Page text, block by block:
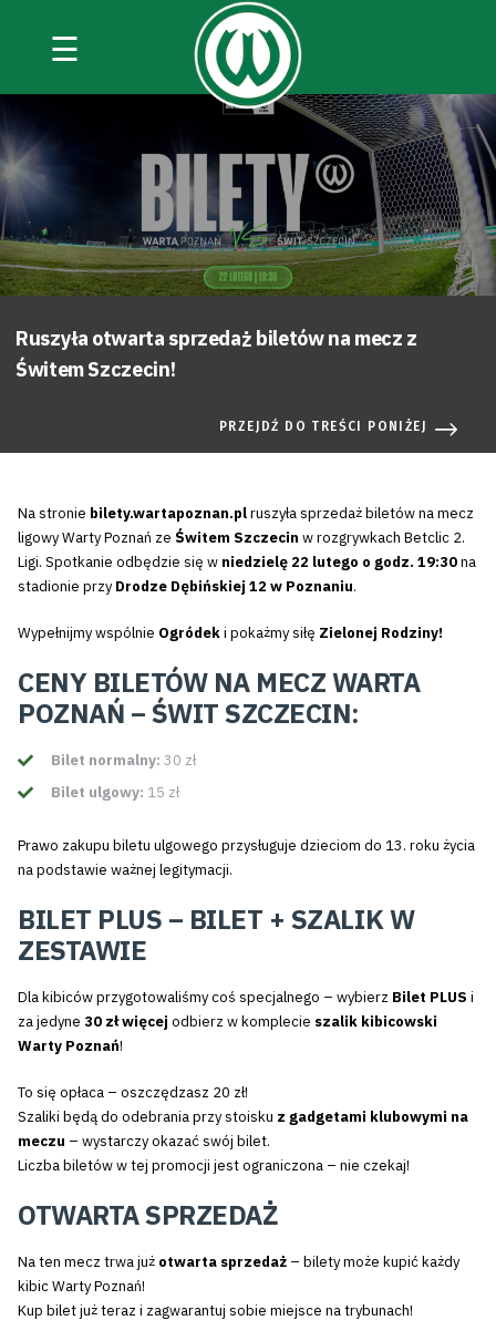
☰
Ruszyła otwarta sprzedaż biletów na mecz z
Świtem Szczecin!
PRZEJDŹ DO TREŚCI PONIŻEJ
Na stronie bilety.wartapoznan.plruszyła sprzedaż biletów na mecz
ligowy Warty Poznań ze Świtem Szczecin w rozgrywkach Betclic 2.
Ligi. Spotkanie odbędzie się w niedzielę 22 lutego o godz. 19:30na
stadionie przyDrodze Dębińskiej 12 w Poznaniu.
Wypełnijmy wspólnie Ogródeki pokażmy siłę Zielonej Rodziny!
CENY BILETÓW NA MECZ WARTA
POZNAŃ – ŚWIT SZCZECIN:
Bilet normalny: 30 zł
Bilet ulgowy: 15 zł
Prawo zakupu biletu ulgowego przysługuje dzieciom do 13. roku życia
na podstawie ważnej legitymacji.
BILET PLUS – BILET + SZALIK W
ZESTAWIE
Dla kibiców przygotowaliśmy coś specjalnego – wybierz Bilet PLUS i
za jedyne 30 zł więcej odbierz w komplecie szalik kibicowski
Warty Poznań!
To się opłaca – oszczędzasz 20 zł!
Szaliki będą do odebrania przy stoisku z gadgetami klubowymi na
meczu – wystarczy okazać swój bilet.
Liczba biletów w tej promocji jest ograniczona – nie czekaj!
OTWARTA SPRZEDAŻ
Na ten mecz trwa już otwarta sprzedaż – bilety może kupić każdy
kibic Warty Poznań!
Kup bilet już teraz i zagwarantuj sobie miejsce na trybunach!